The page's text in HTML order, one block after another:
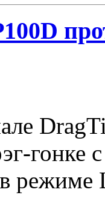
гонке
режиме